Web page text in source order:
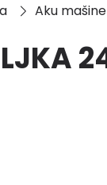
Aku mašine